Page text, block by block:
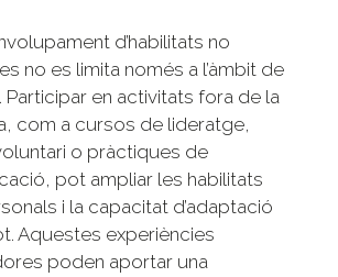
d’habilitats no
no es limita només a l’àmbit de
Participar en activitats fora de la
com a cursos de lideratge,
o pràctiques de
pot ampliar les habilitats
i la capacitat d’adaptació
Aquestes experiències
poden aportar una